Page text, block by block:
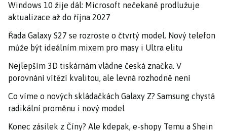
Windows 10 žije dál: Microsoft nečekaně prodlužuje
aktualizace až do října 2027
Řada Galaxy S27 se rozroste o čtvrtý model. Nový telefon
může být ideálním mixem pro masy i Ultra elitu
Nejlepším 3D tiskárnám vládne česká značka. V
porovnání vítězí kvalitou, ale levná rozhodně není
Co víme o nových skládačkách Galaxy Z? Samsung chystá
radikální proměnu i nový model
Konec zásilek z Číny? Ale kdepak, e-shopy Temu a Shein